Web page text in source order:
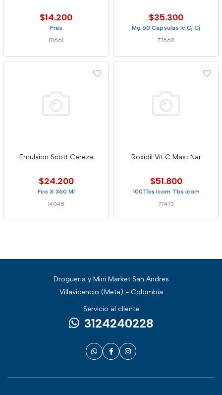
$14.200
Fras
81661
$35.300
Mg 60 Capsulas Ic Cj Cj
77668
Emulsion Scott Cereza
$24.200
Fco X 360 Ml
14048
Roxidil Vit C Mast Nar
$51.800
100Tbs Icom Tbs Icom
77473
Drogueria y Mini Market San Andres
Villavicencio (Meta) - Colombia
Servicio al cliente
3124240228